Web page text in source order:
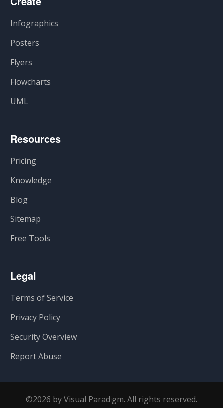
Infographics
Posters
Flyers
Flowcharts
UML
Resources
Pricing
Knowledge
Blog
Sitemap
Free Tools
Legal
Terms of Service
Privacy Policy
Security Overview
Report Abuse
©2026 by Visual Paradigm. All rights reserved.